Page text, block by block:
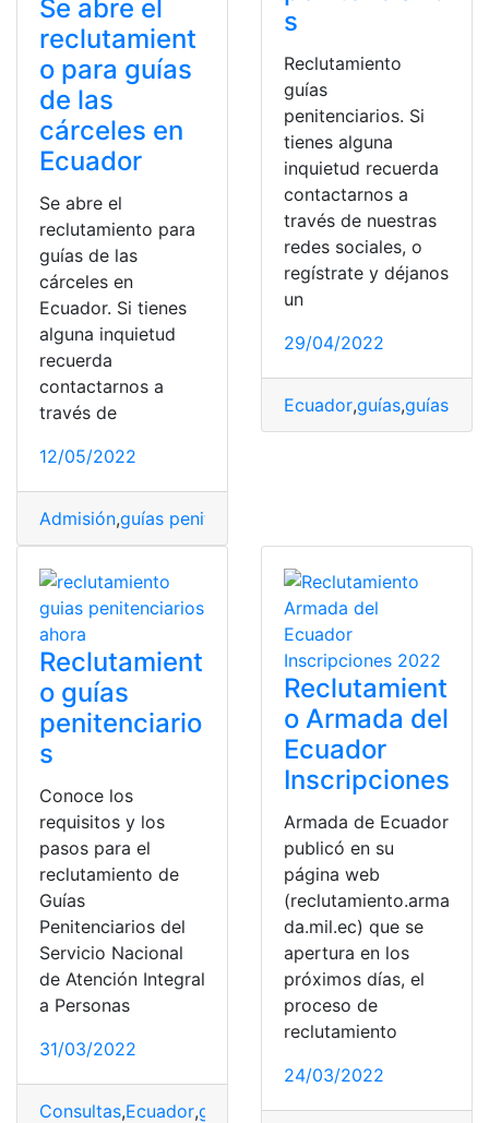
Se abre el
reclutamient
o para guías
de las
cárceles en
Ecuador
Se abre el
reclutamiento para
guías de las
cárceles en
Ecuador. Si tienes
alguna inquietud
recuerda
contactarnos a
través de
12/05/2022
Admisión,guías penitenciarios
s
Reclutamiento
guías
penitenciarios. Si
tienes alguna
inquietud recuerda
contactarnos a
través de nuestras
redes sociales, o
regístrate y déjanos
un
29/04/2022
Ecuador,guías,guías
Reclutamient
o guías
penitenciario
s
Conoce los
requisitos y los
pasos para el
reclutamiento de
Guías
Penitenciarios del
Servicio Nacional
de Atención Integral
a Personas
31/03/2022
Consultas,Ecuador,guía penitenciario,Reclutamiento,
Reclutamient
o Armada del
Ecuador
Inscripciones
Armada de Ecuador
publicó en su
página web
(reclutamiento.arma
da.mil.ec) que se
apertura en los
próximos días, el
proceso de
reclutamiento
24/03/2022